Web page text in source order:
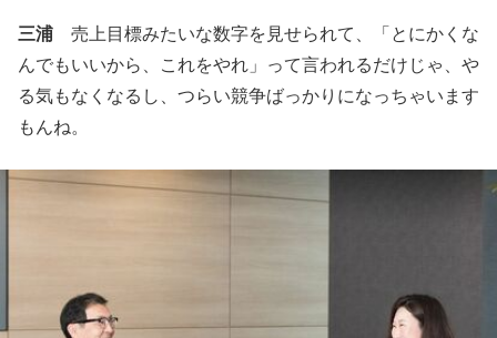
三浦 売上目標みたいな数字を見せられて、「とにかくな
んでもいいから、これをやれ」って言われるだけじゃ、や
る気もなくなるし、つらい競争ばっかりになっちゃいます
もんね。